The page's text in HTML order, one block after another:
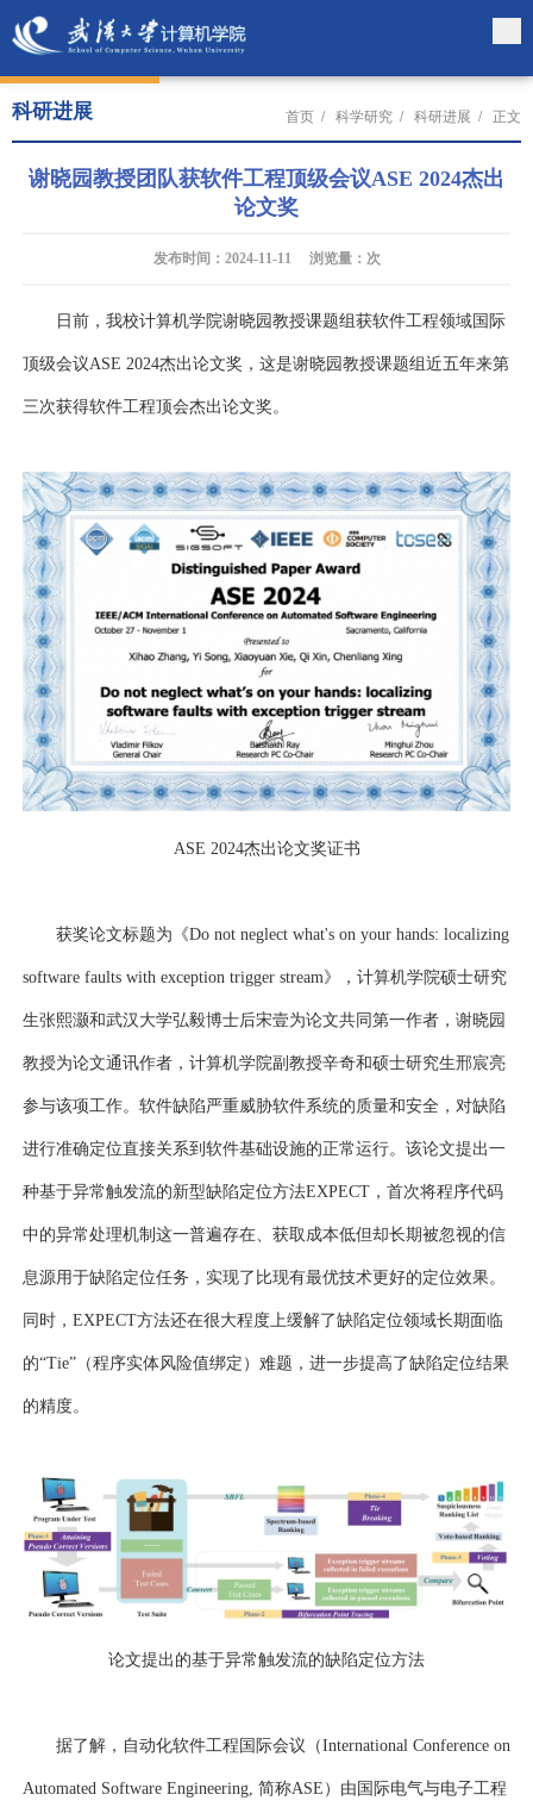
科研进展 首页 / 科学研究 / 科研进展 / 正文
谢晓园教授团队获软件工程顶级会议ASE 2024杰出
论文奖
发布时间：2024-11-11 浏览量： 次
日前，我校计算机学院谢晓园教授课题组获软件工程领域国际
顶级会议ASE 2024杰出论文奖，这是谢晓园教授课题组近五年来第
三次获得软件工程顶会杰出论文奖。
ASE 2024杰出论文奖证书
获奖论文标题为《Do not neglect what's on your hands: localizing
software faults with exception trigger stream》，计算机学院硕士研究
生张熙灏和武汉大学弘毅博士后宋壹为论文共同第一作者，谢晓园
教授为论文通讯作者，计算机学院副教授辛奇和硕士研究生邢宸亮
参与该项工作。软件缺陷严重威胁软件系统的质量和安全，对缺陷
进行准确定位直接关系到软件基础设施的正常运行。该论文提出一
种基于异常触发流的新型缺陷定位方法EXPECT，首次将程序代码
中的异常处理机制这一普遍存在、获取成本低但却长期被忽视的信
息源用于缺陷定位任务，实现了比现有最优技术更好的定位效果。
同时，EXPECT方法还在很大程度上缓解了缺陷定位领域长期面临
的“Tie”（程序实体风险值绑定）难题，进一步提高了缺陷定位结果
的精度。
论文提出的基于异常触发流的缺陷定位方法
据了解，自动化软件工程国际会议（International Conference on
Automated Software Engineering, 简称ASE ）由国际电气与电子工程